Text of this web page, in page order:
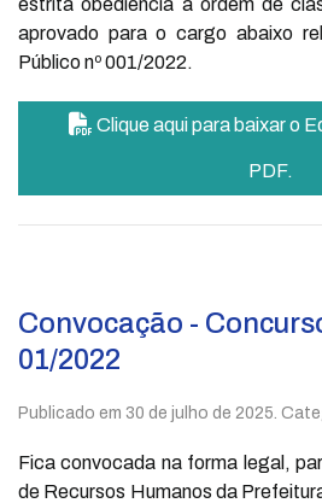
aprovado para o cargo abaixo
Público nº 001/2022.
Clique aqui para baixar o
PDF.
Convocação -
01/2022
Publicado em 30 de julho de 2025 .
Fica convocada na forma legal,
de Recursos Humanos da